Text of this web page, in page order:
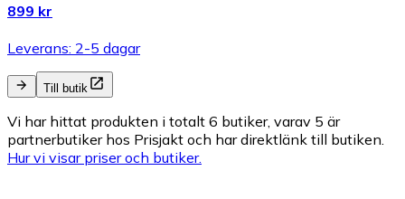
899 kr
Leverans: 2-5 dagar
Till butik
Vi har hittat produkten i totalt 6 butiker, varav 5 är
partnerbutiker hos Prisjakt och har direktlänk till butiken.
Hur vi visar priser och butiker.